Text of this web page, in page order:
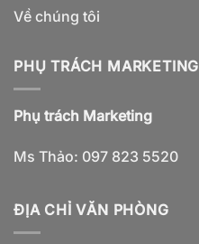
Về chúng tôi
PHỤ TRÁCH MARKETING
Phụ trách Marketing
Ms Thảo: 097 823 5520
ĐỊA CHỈ VĂN PHÒNG